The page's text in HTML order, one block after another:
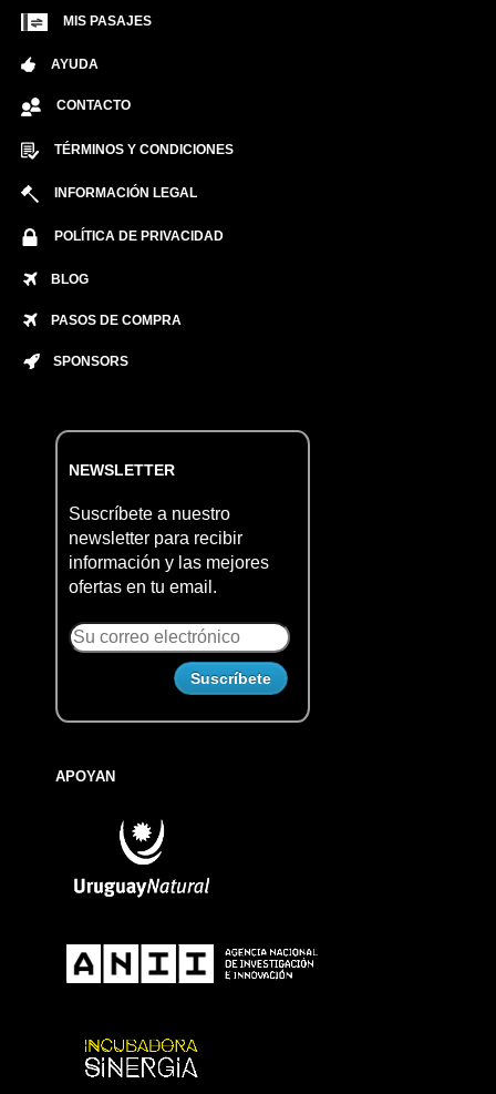
MIS PASAJES
AYUDA
CONTACTO
TÉRMINOS Y CONDICIONES
INFORMACIÓN LEGAL
POLÍTICA DE PRIVACIDAD
BLOG
PASOS DE COMPRA
SPONSORS
NEWSLETTER
Suscríbete a nuestro
newsletter para recibir
información y las mejores
ofertas en tu email.
APOYAN